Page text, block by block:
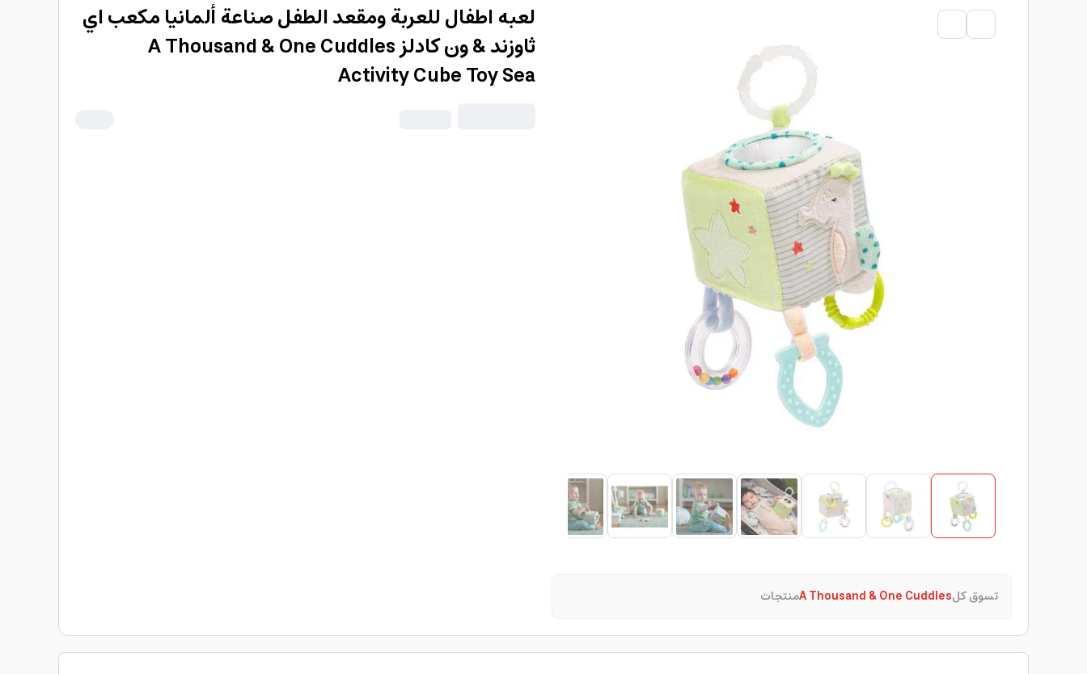
تسوق كلA Thousand & One Cuddlesمنتجات
لعبه اطفال للعربة ومقعد الطفل صناعة ألمانيا مكعب اي
ثاوزند & ون كادلز A Thousand & One Cuddles
Activity Cube Toy Sea